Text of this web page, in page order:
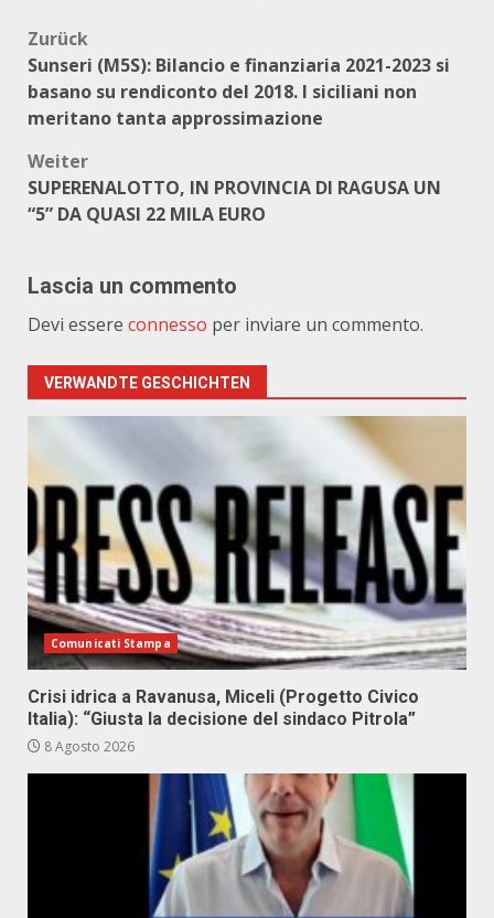
Beitragsnavigation
Zurück
Sunseri (M5S): Bilancio e finanziaria 2021-2023 si
basano su rendiconto del 2018. I siciliani non
meritano tanta approssimazione
Weiter
SUPERENALOTTO, IN PROVINCIA DI RAGUSA UN
“5” DA QUASI 22 MILA EURO
Lascia un commento
Devi essere connesso per inviare un commento.
VERWANDTE GESCHICHTEN
Comunicati Stampa
Crisi idrica a Ravanusa, Miceli (Progetto Civico
Italia): “Giusta la decisione del sindaco Pitrola”
8 Agosto 2026